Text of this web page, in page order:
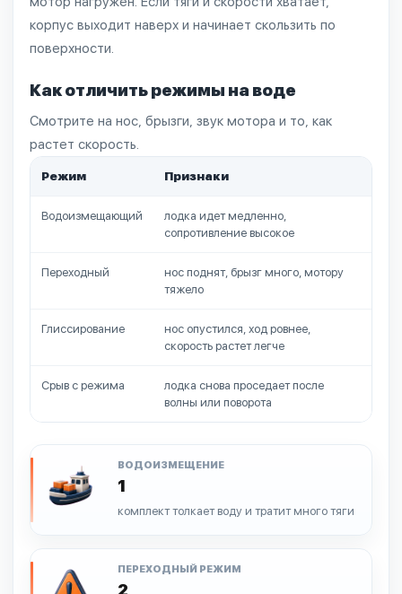
корпус выходит наверх и начинает скользить по
поверхности.
Как отличить режимы на воде
Смотрите на нос, брызги, звук мотора и то, как
растет скорость.
Режим Признаки
Водоизмещающий
лодка идет медленно,
сопротивление высокое
Переходный
нос поднят, брызг много, мотору
тяжело
Глиссирование
нос опустился, ход ровнее,
скорость растет легче
Срыв с режима
лодка снова проседает после
волны или поворота
1
ВОДОИЗМЕЩЕНИЕ
комплект толкает воду и тратит много тяги
2
ПЕРЕХОДНЫЙ РЕЖИМ